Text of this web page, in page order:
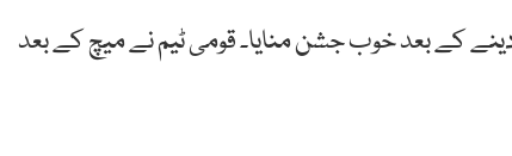
کے بعد خوب جشن منایا۔ قومی ٹیم نے میچ کے بعد